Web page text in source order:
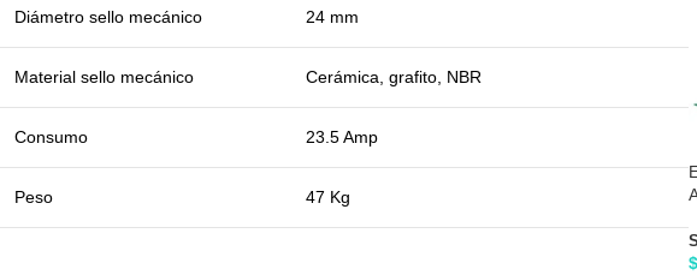
Diámetro sello mecánico 24 mm
Material sello mecánico Cerámica, grafito, NBR
Consumo 23.5 Amp
Peso 47 Kg
$